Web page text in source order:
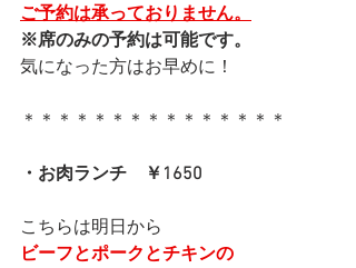
ご予約は承っておりません。
※席のみの予約は可能です。
気になった方はお早めに！
＊＊＊＊＊＊＊＊＊＊＊＊＊＊＊
・お肉ランチ　￥1650
こちらは明日から
ビーフとポークとチキンの